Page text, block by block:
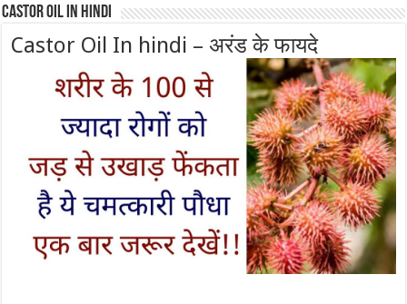
Castor Oil In Hindi
Castor Oil In hindi – अरंड के फायदे